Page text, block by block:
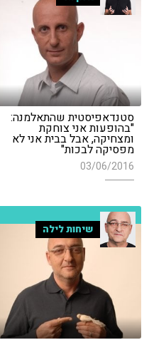
סטנדאפיסטית שהתאלמנה:
"בהופעות אני צוחקת
ומצחיקה, אבל בבית אני לא
מפסיקה לבכות"
03/06/2016
שיחות לילה